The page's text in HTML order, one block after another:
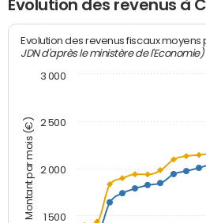
Evolution des revenus à
Montant par mois (€)
Evolution des revenus fiscaux moyens
JDN d'après le ministère de l'Economie)
1 500
2 000
2 500
3 000